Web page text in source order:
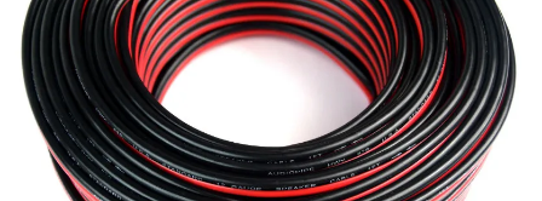
ÜBER
UNS
FABRIK-